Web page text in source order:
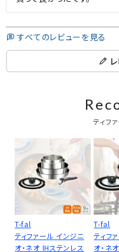
すべてのレビューを見る
ティフ
T-fal
ティファール インジニ
オ・ネオ IHステンレス
T-fal
ティフ
オ・ネ